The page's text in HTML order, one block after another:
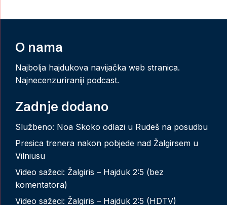
O nama
Najbolja hajdukova navijačka web stranica.
Najnecenzuriraniji podcast.
Zadnje dodano
Službeno: Noa Skoko odlazi u Rudeš na posudbu
Presica trenera nakon pobjede nad Žalgirsem u
Vilniusu
Video sažeci: Žalgiris – Hajduk 2:5 (bez
komentatora)
Video sažeci: Žalgiris – Hajduk 2:5 (HDTV)